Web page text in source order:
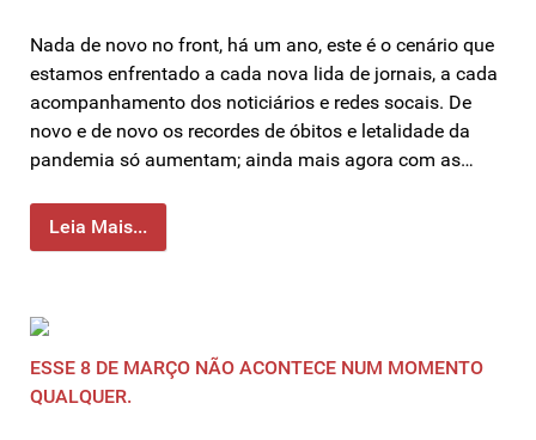
Nada de novo no front, há um ano, este é o cenário que
estamos enfrentado a cada nova lida de jornais, a cada
acompanhamento dos noticiários e redes socais. De
novo e de novo os recordes de óbitos e letalidade da
pandemia só aumentam; ainda mais agora com as…
Leia Mais...
ESSE 8 DE MARÇO NÃO ACONTECE NUM MOMENTO
QUALQUER.